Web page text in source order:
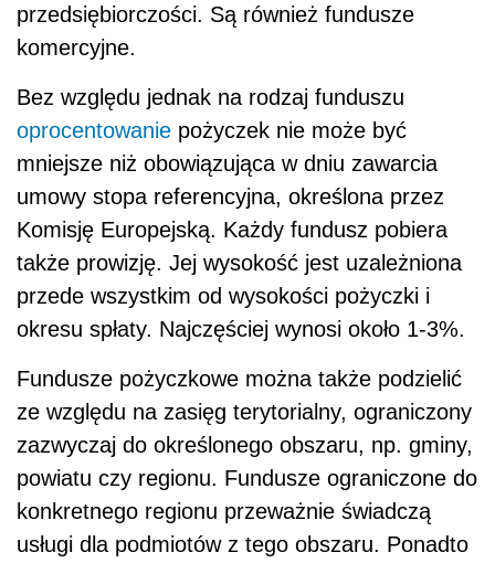
przedsiębiorczości. Są również fundusze
komercyjne.
Bez względu jednak na rodzaj funduszu
oprocentowanie pożyczek nie może być
mniejsze niż obowiązująca w dniu zawarcia
umowy stopa referencyjna, określona przez
Komisję Europejską. Każdy fundusz pobiera
także prowizję. Jej wysokość jest uzależniona
przede wszystkim od wysokości pożyczki i
okresu spłaty. Najczęściej wynosi około 1-3%.
Fundusze pożyczkowe można także podzielić
ze względu na zasięg terytorialny, ograniczony
zazwyczaj do określonego obszaru, np. gminy,
powiatu czy regionu. Fundusze ograniczone do
konkretnego regionu przeważnie świadczą
usługi dla podmiotów z tego obszaru. Ponadto